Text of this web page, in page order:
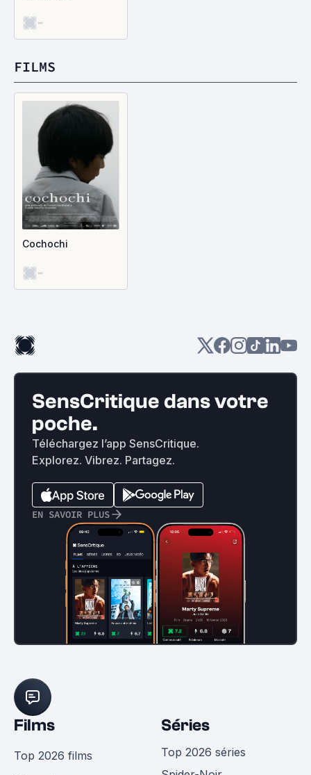
-
FILMS
Cochochi
-
SensCritique dans votre
poche.
Téléchargez l’app SensCritique.
Explorez. Vibrez. Partagez.
EN SAVOIR PLUS
Films
Top 2026 films
Séries
Top 2026 séries